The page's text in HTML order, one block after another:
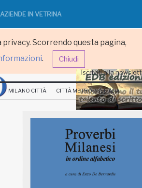
Scorrendo questa pagina,
. Chiudi
AZIENDE IN VETRINA
Iscriviti alla
MILANO CITTÀ CITTÀ METROPOLITANA